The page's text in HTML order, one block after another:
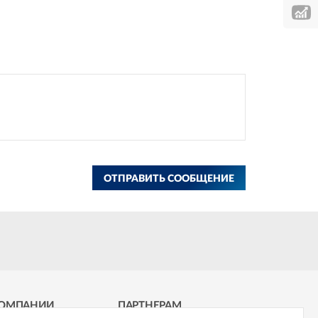
ОТПРАВИТЬ СООБЩЕНИЕ
ПАРТНЕРАМ